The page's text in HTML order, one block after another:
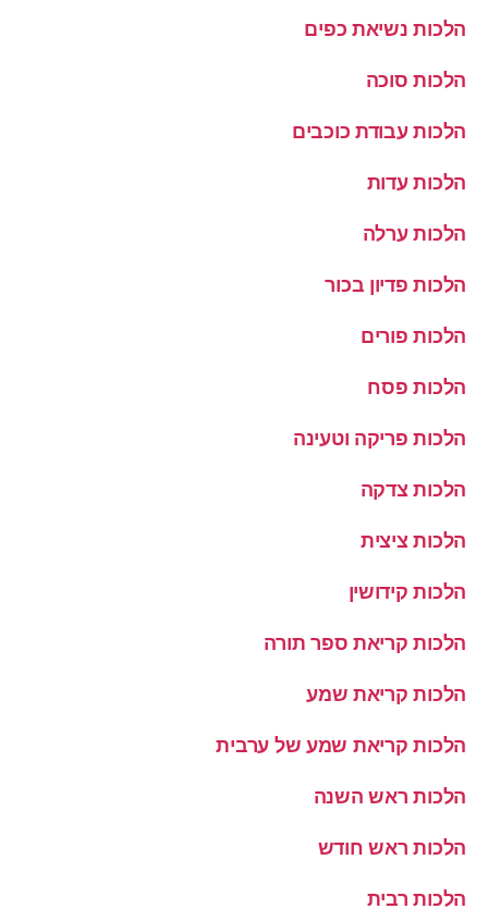
הלכות נשיאת כפים
הלכות סוכה
הלכות עבודת כוכבים
הלכות עדות
הלכות ערלה
הלכות פדיון בכור
הלכות פורים
הלכות פסח
הלכות פריקה וטעינה
הלכות צדקה
הלכות ציצית
הלכות קידושין
הלכות קריאת ספר תורה
הלכות קריאת שמע
הלכות קריאת שמע של ערבית
הלכות ראש השנה
הלכות ראש חודש
הלכות רבית